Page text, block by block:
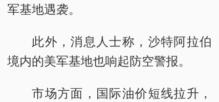
军基地遇袭。
此外，消息人士称，沙特阿拉伯
境内的美军基地也响起防空警报。
市场方面，国际油价短线拉升，